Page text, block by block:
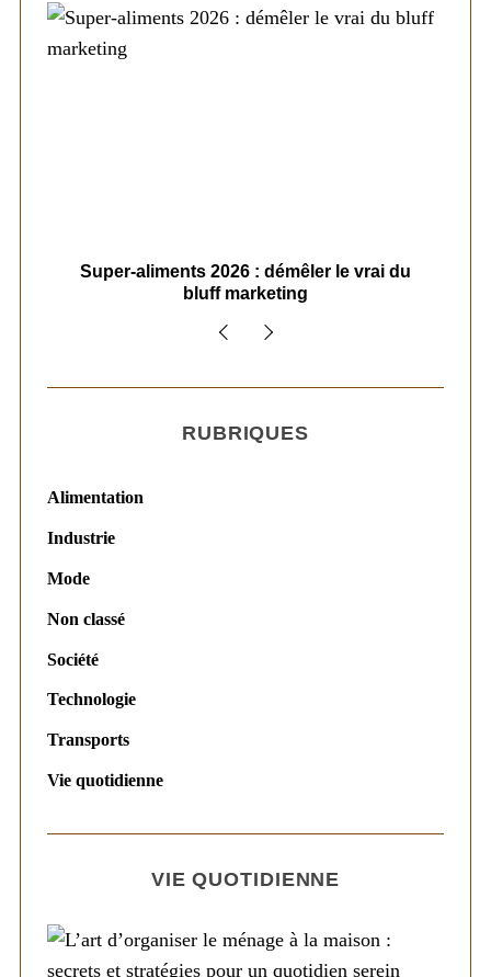
Super-aliments 2026 : démêler le vrai du
bluff marketing
RUBRIQUES
Alimentation
Industrie
Mode
Non classé
Société
Technologie
Transports
Vie quotidienne
VIE QUOTIDIENNE